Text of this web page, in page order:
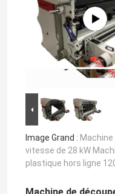
Image Grand :
vitesse de 28 kW
plastique hors ligne